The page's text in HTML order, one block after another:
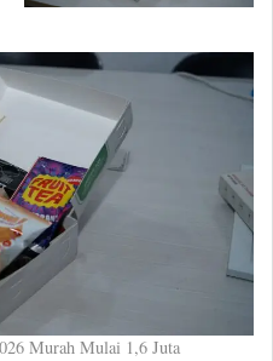
Murah Mulai 1,6 Juta